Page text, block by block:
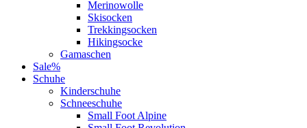
Merinowolle
Skisocken
Trekkingsocken
Hikingsocke
Gamaschen
Sale%
Schuhe
Kinderschuhe
Schneeschuhe
Small Foot Alpine